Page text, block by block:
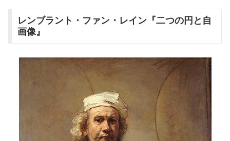
レンブラント・ファン・レイン『二つの円と自
画像』